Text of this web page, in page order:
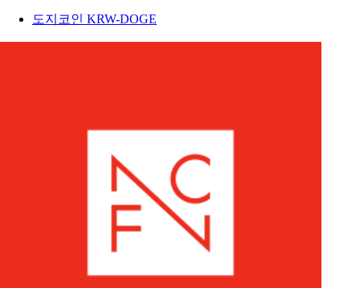
도지코인 KRW-DOGE